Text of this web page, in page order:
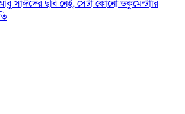
সাঈদের ছবি নেই, সেটা কোনো ডকুমেন্টারি